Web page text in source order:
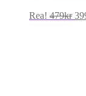
Rea! 479kr